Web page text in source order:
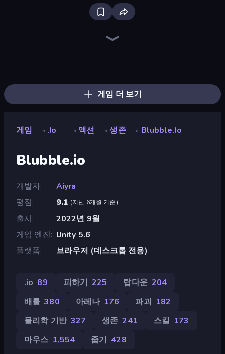
게임 더 보기
게임 » .io » 액션 » 생존 » Blubble.io
Blubble.io
개발자
Aiyra
평점
9.1 (지난 6개월 기준)
출시
2022년 9월
게임 엔진
Unity 5.6
플랫폼
브라우저 (데스크톱 전용)
.io 89 피하기 225 탑다운 204
배틀 380 아레나 176 파괴 182
물리학 기반 327 생존 241 스킬 173
마우스 1,554 줍기 428